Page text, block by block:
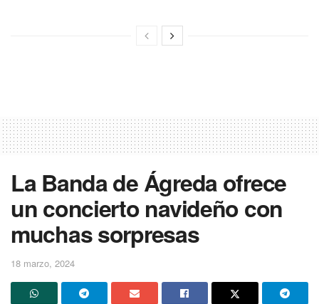
La Banda de Ágreda ofrece
un concierto navideño con
muchas sorpresas
18 marzo, 2024